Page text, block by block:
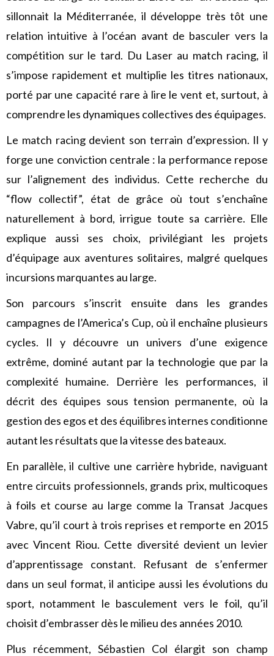
sillonnait la Méditerranée, il développe très tôt une
relation intuitive à l’océan avant de basculer vers la
compétition sur le tard. Du Laser au match racing, il
s’impose rapidement et multiplie les titres nationaux,
porté par une capacité rare à lire le vent et, surtout, à
comprendre les dynamiques collectives des équipages.
Le match racing devient son terrain d’expression. Il y
forge une conviction centrale : la performance repose
sur l’alignement des individus. Cette recherche du
“flow collectif”, état de grâce où tout s’enchaîne
naturellement à bord, irrigue toute sa carrière. Elle
explique aussi ses choix, privilégiant les projets
d’équipage aux aventures solitaires, malgré quelques
incursions marquantes au large.
Son parcours s’inscrit ensuite dans les grandes
campagnes de l’America’s Cup, où il enchaîne plusieurs
cycles. Il y découvre un univers d’une exigence
extrême, dominé autant par la technologie que par la
complexité humaine. Derrière les performances, il
décrit des équipes sous tension permanente, où la
gestion des egos et des équilibres internes conditionne
autant les résultats que la vitesse des bateaux.
En parallèle, il cultive une carrière hybride, naviguant
entre circuits professionnels, grands prix, multicoques
à foils et course au large comme la Transat Jacques
Vabre, qu’il court à trois reprises et remporte en 2015
avec Vincent Riou. Cette diversité devient un levier
d’apprentissage constant. Refusant de s’enfermer
dans un seul format, il anticipe aussi les évolutions du
sport, notamment le basculement vers le foil, qu’il
choisit d’embrasser dès le milieu des années 2010.
Plus récemment, Sébastien Col élargit son champ